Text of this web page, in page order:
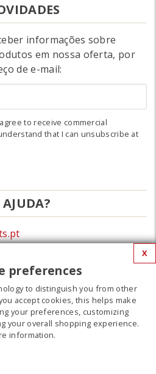
informações sobre
em nossa oferta, por
de e-mail:
to receive commercial
that I can unsubscribe at
AJUDA?
X
preferences
to distinguish you from other
accept cookies, this helps make
your preferences, customizing
your overall shopping experience.
information.